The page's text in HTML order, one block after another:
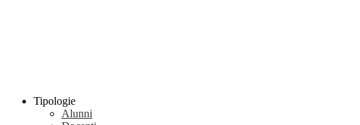
Tipologie
Alunni